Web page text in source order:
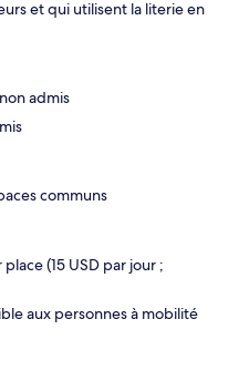
et qui utilisent la literie en
admis
communs
(15 USD par jour ;
aux personnes à mobilité